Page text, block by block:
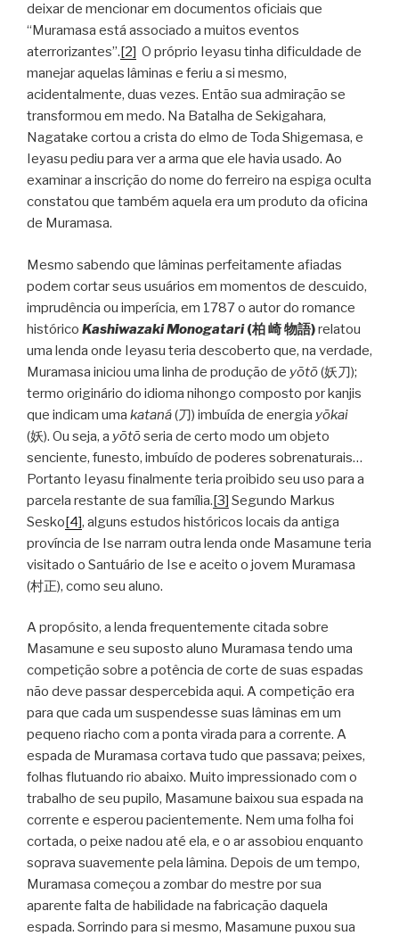
deixar de mencionar em documentos oficiais que
“Muramasa está associado a muitos eventos
aterrorizantes”.[2] O próprio Ieyasu tinha dificuldade de
manejar aquelas lâminas e feriu a si mesmo,
acidentalmente, duas vezes. Então sua admiração se
transformou em medo. Na Batalha de Sekigahara,
Nagatake cortou a crista do elmo de Toda Shigemasa, e
Ieyasu pediu para ver a arma que ele havia usado. Ao
examinar a inscrição do nome do ferreiro na espiga oculta
constatou que também aquela era um produto da oficina
de Muramasa.
Mesmo sabendo que lâminas perfeitamente afiadas
podem cortar seus usuários em momentos de descuido,
imprudência ou imperícia, em 1787 o autor do romance
histórico Kashiwazaki Monogatari (柏崎物語)relatou
uma lenda onde Ieyasu teria descoberto que, na verdade,
Muramasa iniciou uma linha de produção de yōtō(妖刀);
termo originário do idioma nihongo composto por kanjis
que indicam uma kataná(刀) imbuída de energia yōkai
(妖). Ou seja, a yōtōseria de certo modo um objeto
senciente, funesto, imbuído de poderes sobrenaturais…
Portanto Ieyasu finalmente teria proibido seu uso para a
parcela restante de sua família.[3] Segundo Markus
Sesko[4], alguns estudos históricos locais da antiga
província de Ise narram outra lenda onde Masamune teria
visitado o Santuário de Ise e aceito o jovem Muramasa
(村正), como seu aluno.
A propósito, a lenda frequentemente citada sobre
Masamune e seu suposto aluno Muramasa tendo uma
competição sobre a potência de corte de suas espadas
não deve passar despercebida aqui. A competição era
para que cada um suspendesse suas lâminas em um
pequeno riacho com a ponta virada para a corrente. A
espada de Muramasa cortava tudo que passava; peixes,
folhas flutuando rio abaixo. Muito impressionado com o
trabalho de seu pupilo, Masamune baixou sua espada na
corrente e esperou pacientemente. Nem uma folha foi
cortada, o peixe nadou até ela, e o ar assobiou enquanto
soprava suavemente pela lâmina. Depois de um tempo,
Muramasa começou a zombar do mestre por sua
aparente falta de habilidade na fabricação daquela
espada. Sorrindo para si mesmo, Masamune puxou sua